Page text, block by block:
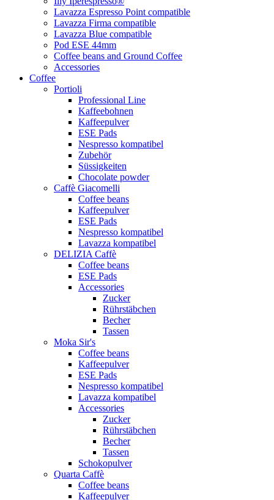
Lavazza Espresso Point compatible
Lavazza Firma compatible
Lavazza Blue compatible
Pod ESE 44mm
Coffee beans and Ground Coffee
Accessories
Coffee
Portioli
Professional Line
Kaffeebohnen
Kaffeepulver
ESE Pads
Nespresso kompatibel
Zubehör
Süssigkeiten
Chocolate powder
Caffè Giacomelli
Coffee beans
Kaffeepulver
ESE Pads
Nespresso kompatibel
Lavazza kompatibel
DELIZIA Caffè
Coffee beans
ESE Pads
Accessories
Zucker
Rührstäbchen
Becher
Tassen
Moka Sir's
Coffee beans
Kaffeepulver
ESE Pads
Nespresso kompatibel
Lavazza kompatibel
Accessories
Zucker
Rührstäbchen
Becher
Tassen
Schokopulver
Quarta Caffè
Coffee beans
Kaffeepulver